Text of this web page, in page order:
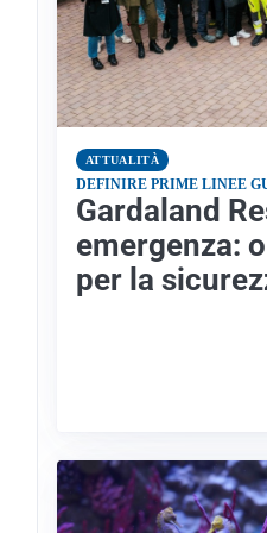
ATTUALITÀ
DEFINIRE PRIME LINEE
Gardaland
emergenza:
per la